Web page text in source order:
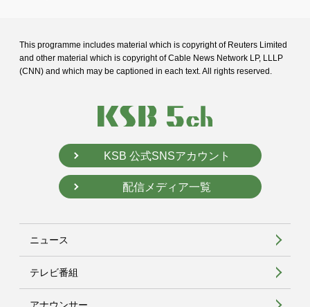
This programme includes material which is copyright of Reuters Limited
and other material which is copyright of Cable News Network LP, LLLP
(CNN) and which may be captioned in each text. All rights reserved.
KSB 公式SNSアカウント
配信メディア一覧
ニュース
テレビ番組